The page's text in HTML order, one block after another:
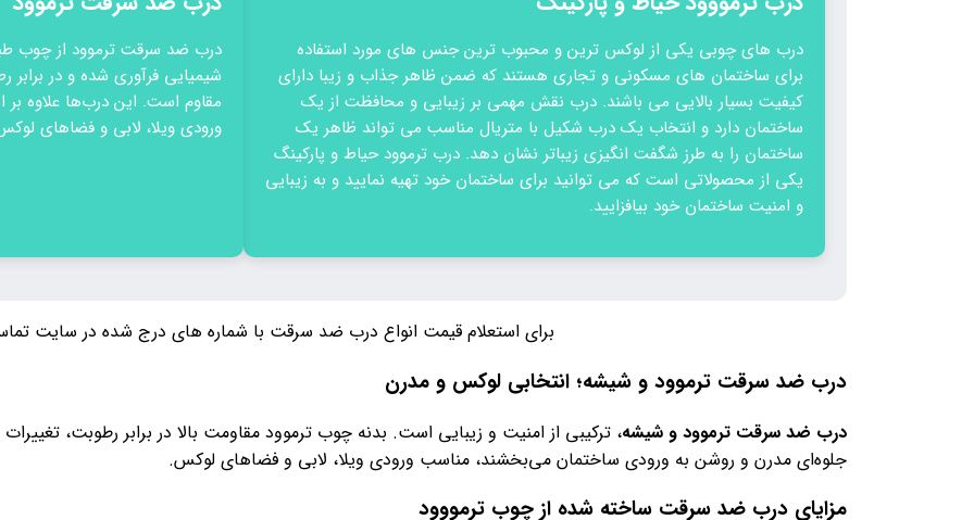
درب های چوبی یکی از لوکس ترین و محبوب ترین جنس های مورد استفاده
برای ساختمان های مسکونی و تجاری هستند که ضمن ظاهر جذاب و زیبا دارای
کیفیت بسیار بالایی می باشند. درب نقش مهمی بر زیبایی و محافظت از یک
ساختمان دارد و انتخاب یک درب شکیل با متریال مناسب می تواند ظاهر یک
ساختمان را به طرز شگفت انگیزی زیباتر نشان دهد. درب ترموود حیاط و پارکینگ
یکی از محصولاتی است که می توانید برای ساختمان خود تهیه نمایید و به زیبایی
و امنیت ساختمان خود بیافزایید.
درب ضد سرقت ترموود از چوب
شیمیایی فرآوری شده و در
مقاوم است. این درب‌ها علاوه بر
ورودی ویلا، لابی و فضاهای
برای استعلام قیمت انواع درب ضد سرقت با شماره های درج شده در سایت
درب ضد سرقت ترموود و شیشه؛ انتخابی لوکس و مدرن
درب ضد سرقت ترموود و شیشه، ترکیبی از امنیت و زیبایی است. بدنه چوب ترموود مقاومت بالا در برابر رطوبت،
جلوه‌ای مدرن و روشن به ورودی ساختمان می‌بخشند، مناسب ورودی ویلا، لابی و فضاهای لوکس.
مزایای درب ضد سرقت ساخته شده از چوب ترمووود